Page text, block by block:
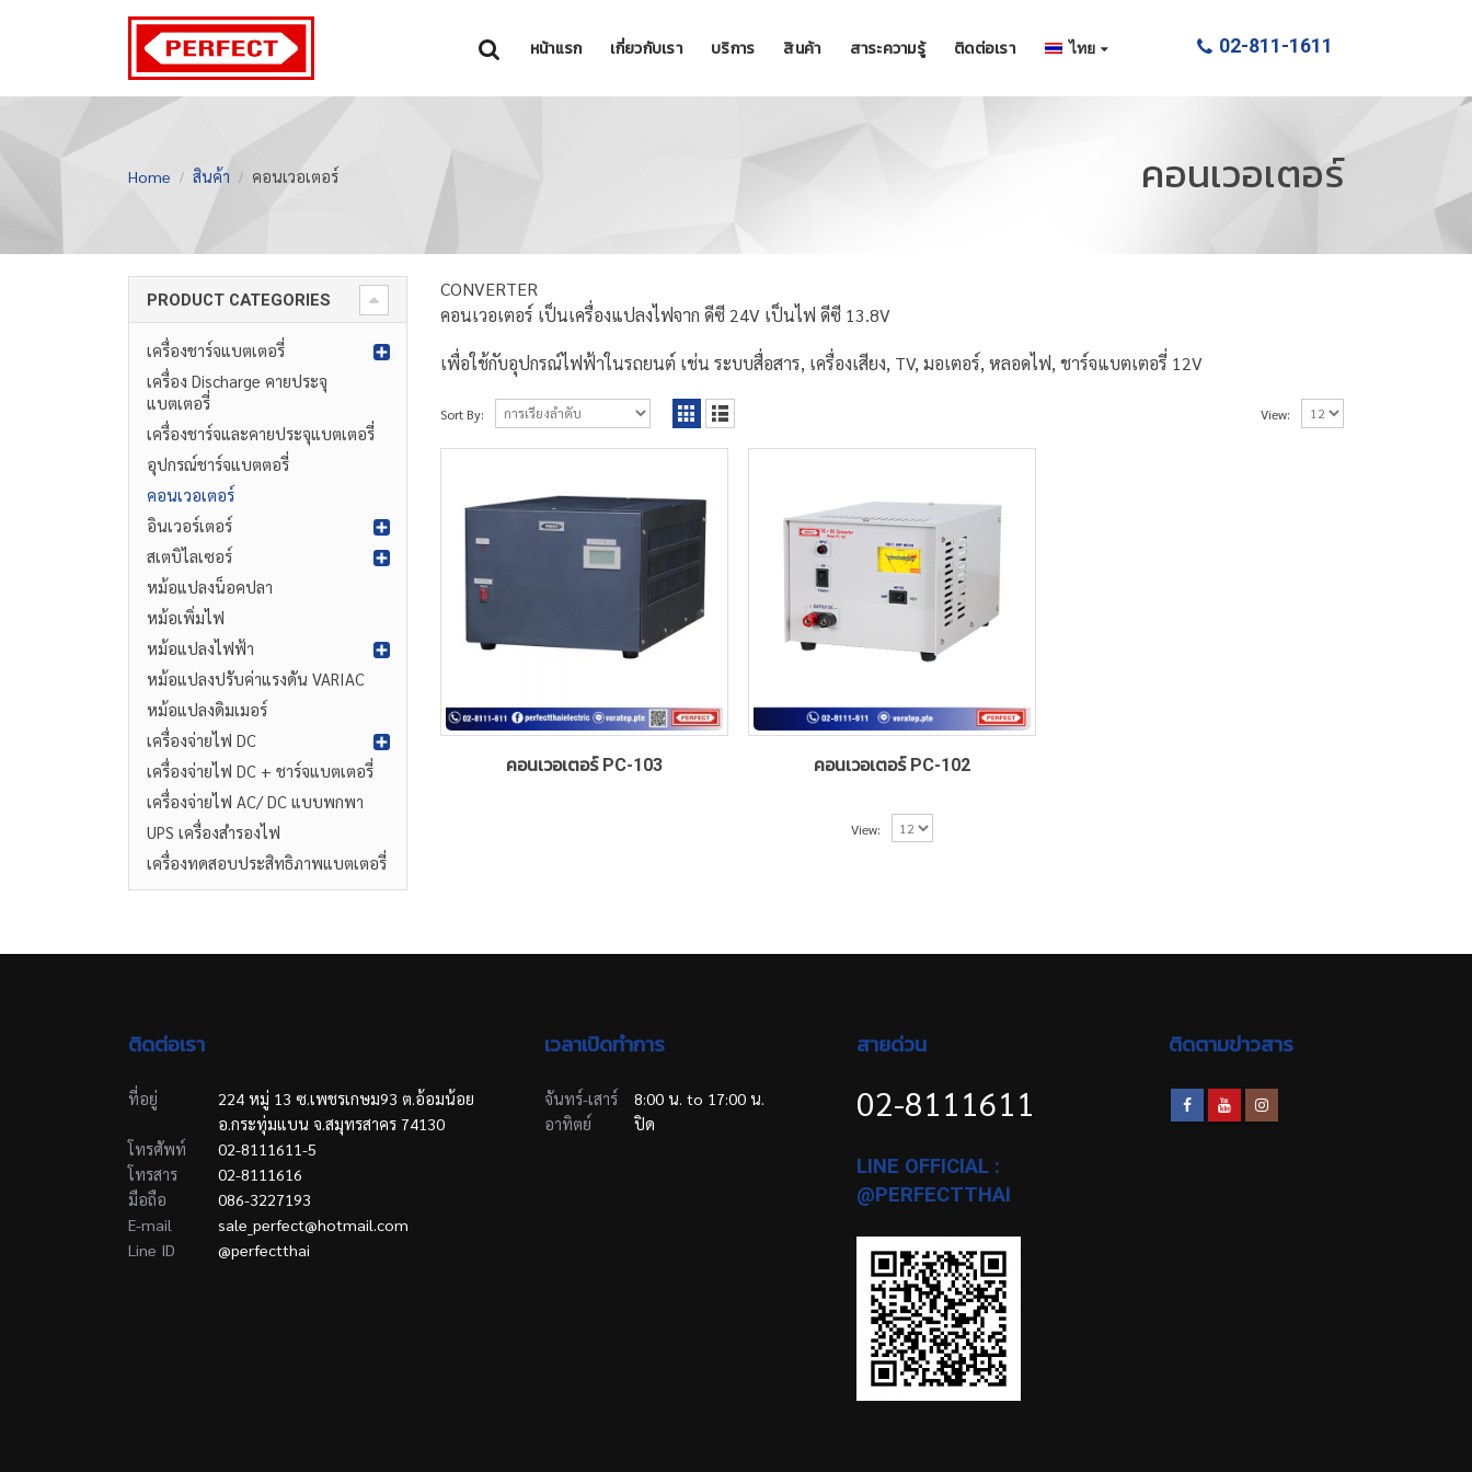
หน้าแรก เกี่ยวกับเรา บริการ สินค้า สาระความรู้ ติดต่อเรา ไทย 02-811-1611
คอนเวอเตอร์
Home สินค้า คอนเวอเตอร์
CONVERTER
คอนเวอเตอร์ เป็นเครื่องแปลงไฟจาก ดีซี 24V เป็นไฟ ดีซี 13.8V
เพื่อใช้กับอุปกรณ์ไฟฟ้าในรถยนต์ เช่น ระบบสื่อสาร, เครื่องเสียง, TV, มอเตอร์, หลอดไฟ, ชาร์จแบตเตอรี่ 12V
Sort By: View:
คอนเวอเตอร์ PC-103 คอนเวอเตอร์ PC-102
View:
PRODUCT CATEGORIES
เครื่องชาร์จแบตเตอรี่
เครื่อง Discharge คายประจุ
แบตเตอรี่
เครื่องชาร์จและคายประจุแบตเตอรี่
อุปกรณ์ชาร์จแบตตอรี่
คอนเวอเตอร์
อินเวอร์เตอร์
สเตบิไลเซอร์
หม้อแปลงน็อคปลา
หม้อเพิ่มไฟ
หม้อแปลงไฟฟ้า
หม้อแปลงปรับค่าแรงดัน VARIAC
หม้อแปลงดิมเมอร์
เครื่องจ่ายไฟ DC
เครื่องจ่ายไฟ DC + ชาร์จแบตเตอรี่
เครื่องจ่ายไฟ AC/ DC แบบพกพา
UPS เครื่องสำรองไฟ
เครื่องทดสอบประสิทธิภาพแบตเตอรี่
ติดต่อเรา
ที่อยู่
224 หมู่ 13 ซ.เพชรเกษม93 ต.อ้อมน้อย
อ.กระทุ่มแบน จ.สมุทรสาคร 74130
โทรศัพท์
02-8111611-5
โทรสาร
02-8111616
มือถือ
086-3227193
E-mail
sale_perfect@hotmail.com
Line ID
@perfectthai
เวลาเปิดทำการ
จันทร์-เสาร์
8:00 น. to 17:00 น.
อาทิตย์
ปิด
สายด่วน
02-8111611
LINE OFFICIAL :
@PERFECTTHAI
ติดตามข่าวสาร